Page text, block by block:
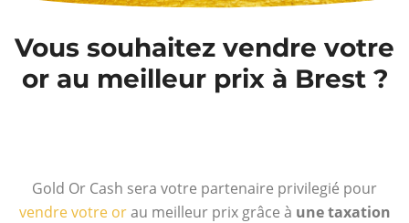
Vous souhaitez vendre votre
or au meilleur prix à Brest ?
Gold Or Cash sera votre partenaire privilegié pour
vendre votre orau meilleur prix grâce à une taxation